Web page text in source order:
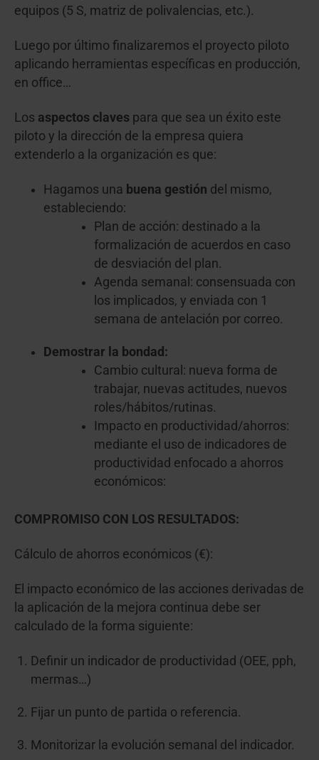
equipos (5 S, matriz de polivalencias, etc.).
Luego por último finalizaremos el proyecto piloto
aplicando herramientas específicas en producción,
en office…
Los aspectos claves para que sea un éxito este
piloto y la dirección de la empresa quiera
extenderlo a la organización es que:
Hagamos una buena gestión del mismo,
estableciendo:
Plan de acción: destinado a la
formalización de acuerdos en caso
de desviación del plan.
Agenda semanal: consensuada con
los implicados, y enviada con 1
semana de antelación por correo.
Demostrar la bondad:
Cambio cultural: nueva forma de
trabajar, nuevas actitudes, nuevos
roles/hábitos/rutinas.
Impacto en productividad/ahorros:
mediante el uso de indicadores de
productividad enfocado a ahorros
económicos:
COMPROMISO CON LOS RESULTADOS:
Cálculo de ahorros económicos (€):
El impacto económico de las acciones derivadas de
la aplicación de la mejora continua debe ser
calculado de la forma siguiente:
Definir un indicador de productividad (OEE, pph,
mermas…)
Fijar un punto de partida o referencia.
Monitorizar la evolución semanal del indicador.